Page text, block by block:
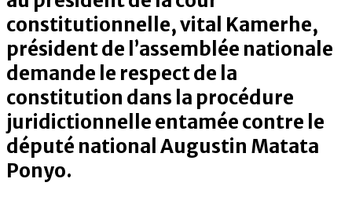
constitutionnelle, vital Kamerhe,
président de l’assemblée nationale
demande le respect de la
constitution dans la procédure
juridictionnelle entamée contre le
député national Augustin Matata
Ponyo.